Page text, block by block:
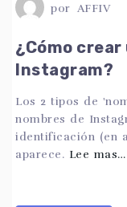
por AFFIV
¿Cómo
Instagram?
Los 2 tipos de
nombres de
identificación (en
aparece. Lee mas…